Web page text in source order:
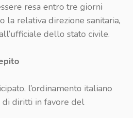
resa entro tre giorni
la relativa direzione sanitaria,
dello stato civile.
l’ordinamento italiano
di diritti in favore del